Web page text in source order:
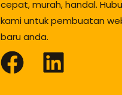
cepat, murah, handal.
kami untuk pembuatan
baru anda.